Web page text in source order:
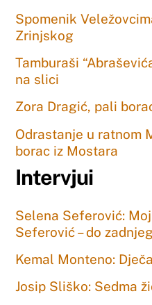
Spomenik
Zrinjskog
Tamburaši
na slici
Zora Dragić, pali
Odrastanje u ratnom
borac iz Mostara
Intervjui
Selena Seferović:
Seferović – do
Kemal Monteno:
Josip Sliško: Sedma